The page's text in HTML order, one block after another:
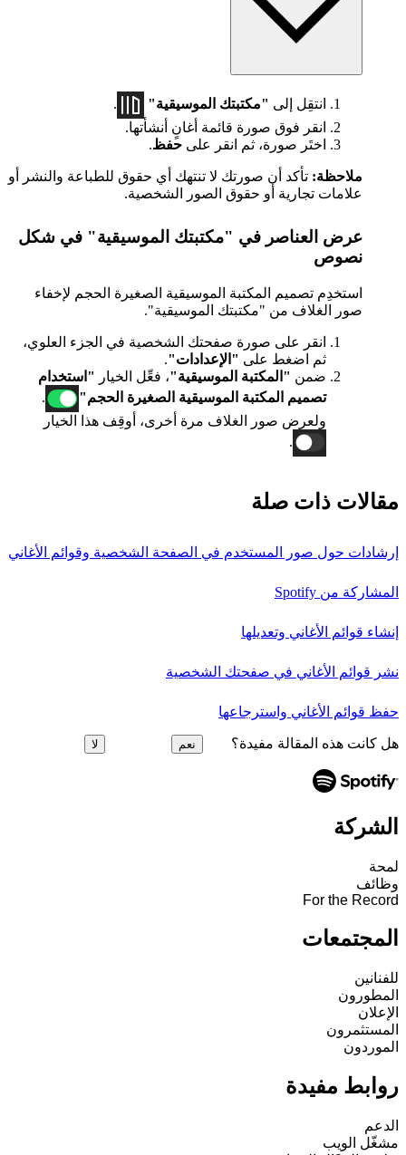
انتقِل إلى "مكتبتك الموسيقية"
.
انقر فوق صورة قائمة أغانٍ أنشأتها.
اختَر صورة، ثم انقر على حفظ.
ملاحظة: تأكد أن صورتك لا تنتهك أي حقوق للطباعة والنشر أو
علامات تجارية أو حقوق الصور الشخصية.
عرض العناصر في "مكتبتك الموسيقية" في شكل
نصوص
استخدِم تصميم المكتبة الموسيقية الصغيرة الحجم لإخفاء
صور الغلاف من "مكتبتك الموسيقية".
انقر على صورة صفحتك الشخصية في الجزء العلوي،
ثم اضغط على "الإعدادات".
ضمن "المكتبة الموسيقية"، فعِّل الخيار
"استخدام
تصميم المكتبة الموسيقية الصغيرة الحجم"
.
ولعرض صور الغلاف مرة أخرى، أوقِف هذا الخيار
.
مقالات ذات صلة
إرشادات حول صور المستخدم في الصفحة الشخصية وقوائم الأغاني
المشاركة من Spotify
إنشاء قوائم الأغاني وتعديلها
نشر قوائم الأغاني في صفحتك الشخصية
حفظ قوائم الأغاني واسترجاعها
هل كانت هذه المقالة مفيدة؟ نعم لا
الشركة
لمحة
وظائف
For the Record
المجتمعات
للفنانين
المطورون
الإعلان
المستثمرون
الموردون
روابط مفيدة
الدعم
مشغّل الويب